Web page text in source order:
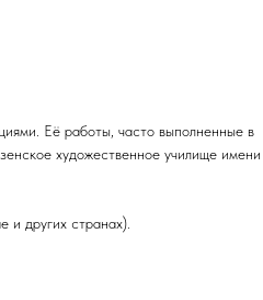
Её работы, часто выполненные в
художественное училище
других странах).